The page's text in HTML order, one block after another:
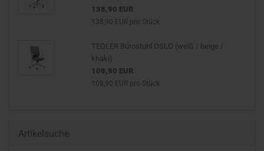
138,90 EUR
138,90 EUR pro Stück
TEQLER Bürostuhl OSLO (weiß / beige /
khaki)
108,90 EUR
108,90 EUR pro Stück
Artikelsuche